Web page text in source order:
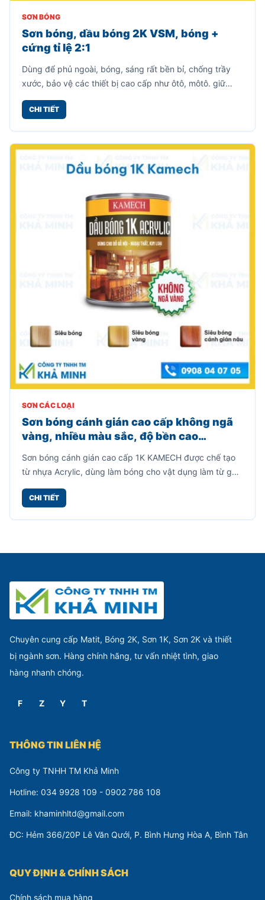
SƠN BÓNG
Sơn bóng, dầu bóng 2K VSM, bóng +
cứng tỉ lệ 2:1
Dùng để phủ ngoài, bóng, sáng rất bền bỉ, chống trầy
xước, bảo vệ các thiết bị cao cấp như ôtô, môtô. giữ
CHI TIẾT
SƠN CÁC LOẠI
Sơn bóng cánh gián cao cấp không ngã
vàng, nhiều màu sắc, độ bền cao
Sơn bóng cánh gián cao cấp 1K KAMECH được chế tạo
từ nhựa Acrylic, dùng làm bóng cho vật dụng làm từ gỗ,
CHI TIẾT
Chuyên cung cấp Matit, Bóng 2K, Sơn 1K, Sơn 2K và thiết
bị ngành sơn. Hàng chính hãng, tư vấn nhiệt tình, giao
hàng nhanh chóng.
F Z Y T
THÔNG TIN LIÊN HỆ
Công ty TNHH TM Khả Minh
Hotline: 034 9928 109 - 0902 786 108
Email: khaminhltd@gmail.com
ĐC: Hẻm 366/20P Lê Văn Qưới, P. Bình Hưng Hòa A, Bình Tân
QUY ĐỊNH & CHÍNH SÁCH
Chính sách mua hàng